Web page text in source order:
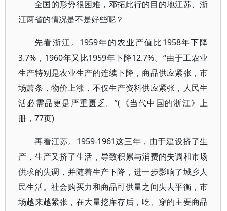
全国的形势很困难，邓拓此行的目的地江苏、浙
江两省的情况是不是好些呢？
先看浙江。1959年的农业产值比1958年下降
3.7%，1960年又比1959年下降12.7%。“由于工农业
生产特别是农业生产的连续下降，商品供应紧张，市
场萧条，物价上涨，不仅生产资料供应紧张，人民生
活必需品更是严重匮乏。”(《当代中国的浙江》上
册，77页)
再看江苏。1959-1961这三年，由于建设挤了生
产，生产又挤了生活，导致积累与消费的失调和市场
供求的失调，并随着生产下降，进一步影响了城乡人
民生活。社会购买力和商品可供量之间失去平衡，市
场越来越紧张，在大量挖库存后，吃、穿的主要商品